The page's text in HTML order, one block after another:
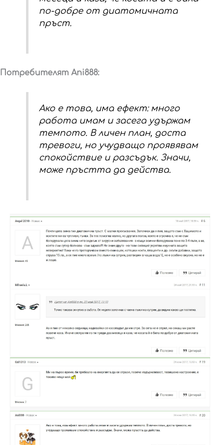
по-добре от диатомичната
пръст.
Потребителят Ani888:
Ако е това, има ефект: много
работа имам и засега удържам
темпото. В личен план, доста
тревоги, но учудващо проявявам
спокойствие и разсъдък. Значи,
може пръстта да действа.